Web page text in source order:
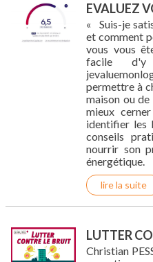
EVALUEZ
« Suis-je
et comment
vous vous
facile d'y
permettre à
maison ou
mieux
identifier les
conseils
nourrir son
énergétique.
lire la suite
LUTTER
Christian